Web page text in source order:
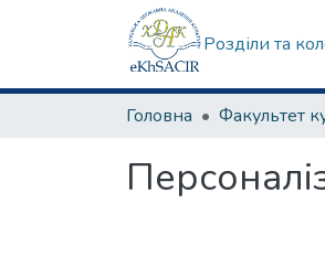
Розділи та
Головна